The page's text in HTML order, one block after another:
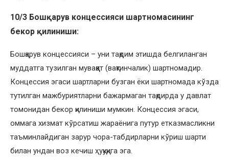
10/3 Бошқарув концессияси шартномасининг
бекор қилиниши:
Бошқарув концессияси – уни тақдим этишда белгиланган
муддатга тузилган муваққат (вақтинчалик) шартномадир.
Концессия эгаси шартларни бузган ёки шартномада кўзда
тутилган мажбуриятларни бажармаган тақдирда у давлат
томонидан бекор қилиниши мумкин. Концессия эгаси,
оммага хизмат кўрсатиш жараёнига путур етказмасликни
таъминлайдиган зарур чора-табдирларни кўриш шарти
билан ундан воз кечиш ҳуқуқига эга.